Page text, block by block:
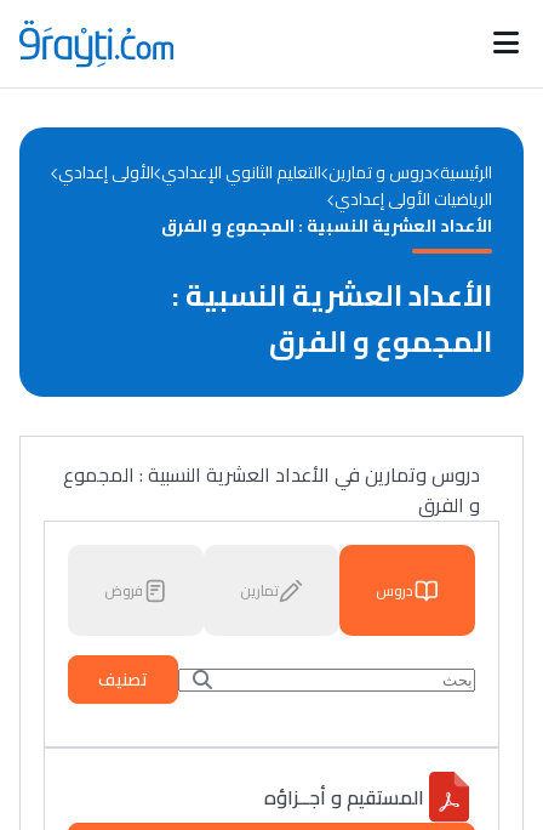
Catégories
d'actualités
Annonces bourses
الرئيسية دروس و تمارين التعليم الثانوي الإعدادي الأولى إعدادي
الرياضيات الأولى إعدادي
الأعداد العشرية النسبية : المجموع و الفرق
الأعداد العشرية النسبية :
المجموع و الفرق
دروس وتمارين في الأعداد العشرية النسبية : المجموع
و الفرق
دروس تمارين فروض
تصنيف
المستقيم و أجــزاؤه